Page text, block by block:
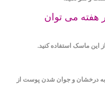
هفته می توان
این ماسک استفاده کنید.
درخشان و جوان شدن پوست از